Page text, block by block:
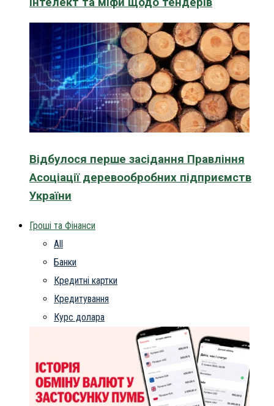
Відбулося перше засідання Правління
Асоціації деревообробних підприємств
України
Гроші та Фінанси
All
Банки
Кредитні картки
Кредитування
Курс долара